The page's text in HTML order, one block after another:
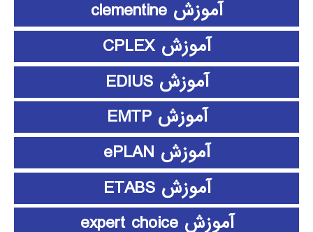
آموزش clementine
آموزش CPLEX
آموزش EDIUS
آموزش EMTP
آموزش ePLAN
آموزش ETABS
آموزش expert choice